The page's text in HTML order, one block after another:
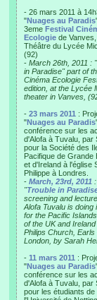
- 26 mars 2011 à
"Nuages au Paradis
3eme Festival
Ecologie de
Théâtre du Lycée
(92)
- March 26th, 2011 :
in Paradise" part of
Cinéma Ecologie
edition, at the Lycée
theater in Vanves,
- 23 mars 2011 :
"Nuages au Paradis
conférence sur les
d'Alofa à Tuvalu, par
pour la Société des
Pacifique de Grande
et d'Ireland à l'église
Philippe à Londres.
- March, 23rd, 2011 :
"Trouble in
screening and
Alofa Tuvalu is doing
for the Pacific
of the UK and Ireland
Philips Church, Earls
London, by Sarah
- 11 mars 2011 :
"Nuages au Paradis
conférence sur les
d'Alofa à Tuvalu, par
pour les étudiants de